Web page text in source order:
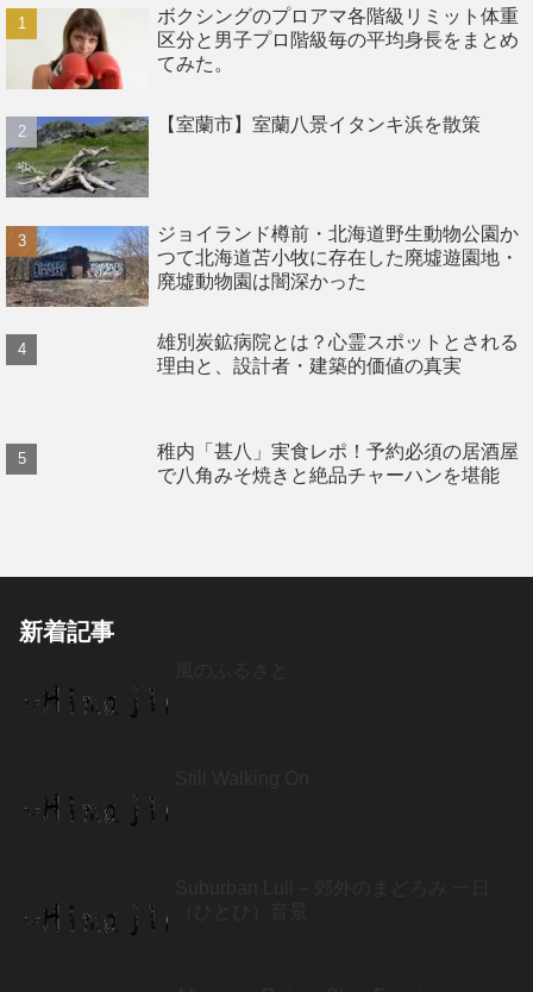
ボクシングのプロアマ各階級リミット体重
区分と男子プロ階級毎の平均身長をまとめ
てみた。
【室蘭市】室蘭八景イタンキ浜を散策
ジョイランド樽前・北海道野生動物公園か
つて北海道苫小牧に存在した廃墟遊園地・
廃墟動物園は闇深かった
雄別炭鉱病院とは？心霊スポットとされる
理由と、設計者・建築的価値の真実
稚内「甚八」実食レポ！予約必須の居酒屋
で八角みそ焼きと絶品チャーハンを堪能
新着記事